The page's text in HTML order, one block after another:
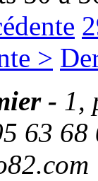
>
- 1,
63